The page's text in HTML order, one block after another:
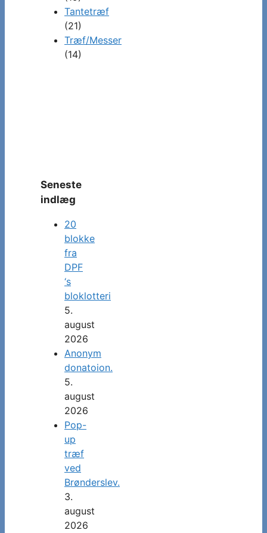
Tantetræf
(21)
Træf/Messer
(14)
Seneste
indlæg
20
blokke
fra
DPF
‘s
bloklotteri
5.
august
2026
Anonym
donatoion.
5.
august
2026
Pop-
up
træf
ved
Brønderslev.
3.
august
2026